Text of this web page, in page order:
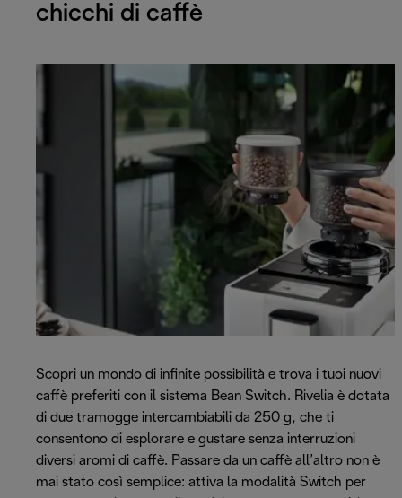
chicchi di caffè
Scopri un mondo di infinite possibilità e trova i tuoi nuovi
caffè preferiti con il sistema Bean Switch. Rivelia è dotata
di due tramogge intercambiabili da 250 g, che ti
consentono di esplorare e gustare senza interruzioni
diversi aromi di caffè. Passare da un caffè all’altro non è
mai stato così semplice: attiva la modalità Switch per